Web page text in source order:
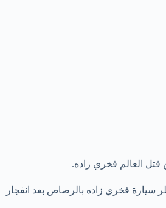
قتل العالم فخري زاده.
أمطر سيارة فخري زاده بالرصاص بعد انفجار